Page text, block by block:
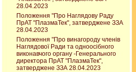
28.04.2023
Положення "Про Наглядову Раду
ПрАТ "ПлазмаТек", затверджене ЗЗА
28.04.2023
Положення "Про винагороду членів
Наглядової Ради та одноосібного
виконавчого органу -Генерального
директора ПрАТ "ПлазмаТек",
затверджене ЗЗА 28.04.2023